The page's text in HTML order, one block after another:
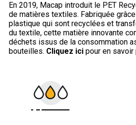
En 2019, Macap introduit le PET
de matières textiles. Fabriquée
plastique qui sont recyclées et
du textile, cette matière innovante
déchets issus de la consommation
bouteilles. Cliquez ici pour en savoir